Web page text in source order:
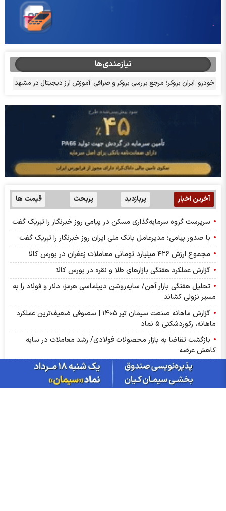
نیازمندی‌ها
خودرو ایران بروکر؛ مرجع بررسی بروکر و صرافی آموزش ارز دیجیتال در مشهد
آخرین اخبار پربازدید پربحث قیمت ها
سرپرست گروه سرمایه‌گذاری مسکن در پیامی روز خبرنگار را تبریک گفت
با صدور پیامی؛ مدیرعامل بانک ملی ایران روز خبرنگار را تبریک گفت
مجموع ارزش ۴۲۶ میلیارد تومانی معاملات زعفران در بورس کالا
گزارش عملکرد هفتگی بازارهای طلا و نقره در بورس کالا
تحلیل هفتگی بازار آهن/ سایه‌روشن دیپلماسی هرمز، دلار و فولاد را به
مسیر نزولی کشاند
گزارش ماهانه صنعت سیمان تیر ۱۴۰۵ | سصوفی ضعیف‌ترین عملکرد
ماهانه، رکوردشکنی ۵ نماد
بازگشت تقاضا به بازار محصولات فولادی/ رشد معاملات در سایه
کاهش عرضه
کشف قیمت میلگرد در غیاب تقاضا/ بازگشت معاملات، جهش اسمی را
خنثی کرد